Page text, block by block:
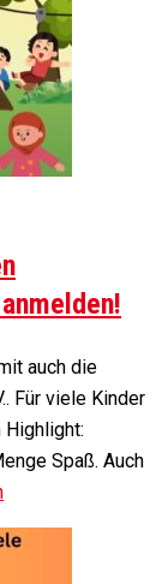
auch die
Für viele Kinder
Spaß. Auch